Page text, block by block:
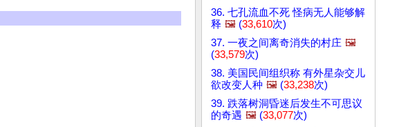
36. 七孔流血不死 怪病无人能够解
释 🖼️ (33,610次)
37. 一夜之间离奇消失的村庄 🖼️
(33,579次)
38. 美国民间组织称 有外星杂交儿
欲改变人种 🖼️ (33,238次)
39. 跌落树洞昏迷后发生不可思议
的奇遇 🖼️ (33,077次)